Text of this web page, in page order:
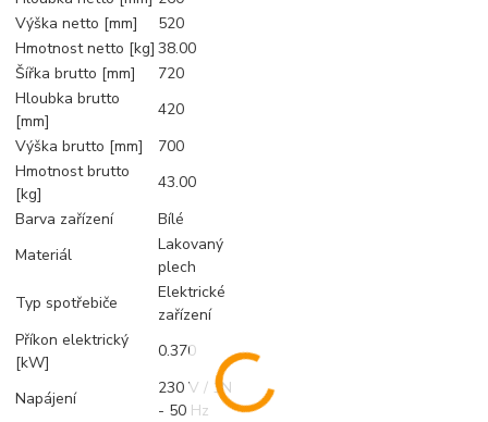
Výška netto [mm]
520
Hmotnost netto [kg] 38.00
Šířka brutto [mm]
720
Hloubka brutto
[mm]
420
Výška brutto [mm]
700
Hmotnost brutto
[kg]
43.00
Barva zařízení
Bílé
Materiál
Lakovaný
plech
Typ spotřebiče
Elektrické
zařízení
Příkon elektrický
[kW]
0.370
Napájení
230 V / 1N
- 50 Hz